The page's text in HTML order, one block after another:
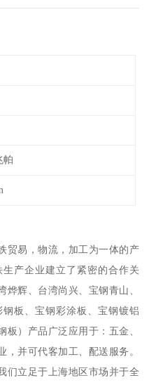
帕
贸易，物流，加工为一体的产
产企业建立了紧密的合作关
辉、台湾尚兴、宝钢青山、
板、宝钢彩涂板、宝钢镀铝
）产品广泛应用于：五金、
并可代客加工、配送服务。
们立足于上海地区市场并于全